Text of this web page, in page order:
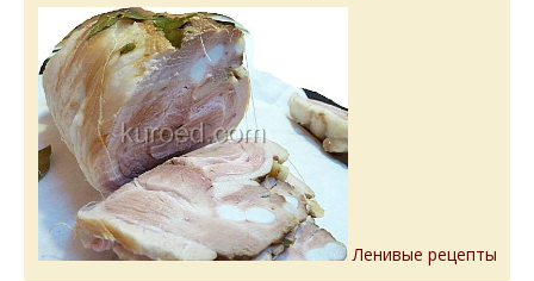
Ленивые рецепты